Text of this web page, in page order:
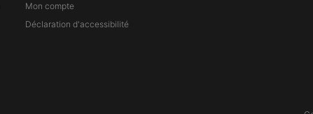
Mon compte
Déclaration d'accessibilité